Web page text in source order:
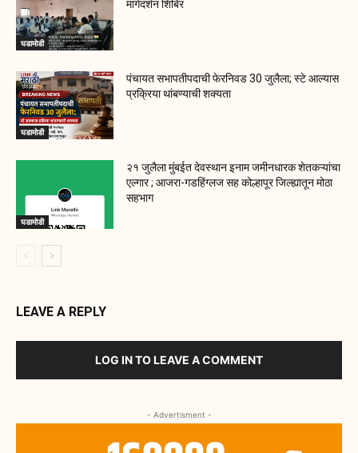
घडामोडी
मार्गदर्शन शिबिर
घडामोडी
पंचायत सभापतीपदाची फेरनिवड 30 जुलैला; स्टे आल्यास
प्रक्रिया थांबण्याची शक्यता
घडामोडी
२१ जुलैला मुंबईत देवस्थान इनाम जमीनधारक शेतकऱ्यांचा
एल्गार ; आजरा-गडहिंग्लज सह कोल्हापूर जिल्ह्यातून मोठा
सहभाग
LEAVE A REPLY
LOG IN TO LEAVE A COMMENT
- Advertisment -